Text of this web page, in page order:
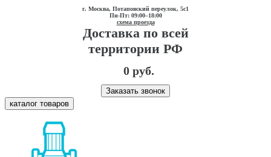
г. Москва, Потаповский переулок, 5с1
Пн-Пт: 09:00–18:00
схема проезда
Доставка по всей
территории РФ
0 руб.
Заказать звонок
каталог товаров